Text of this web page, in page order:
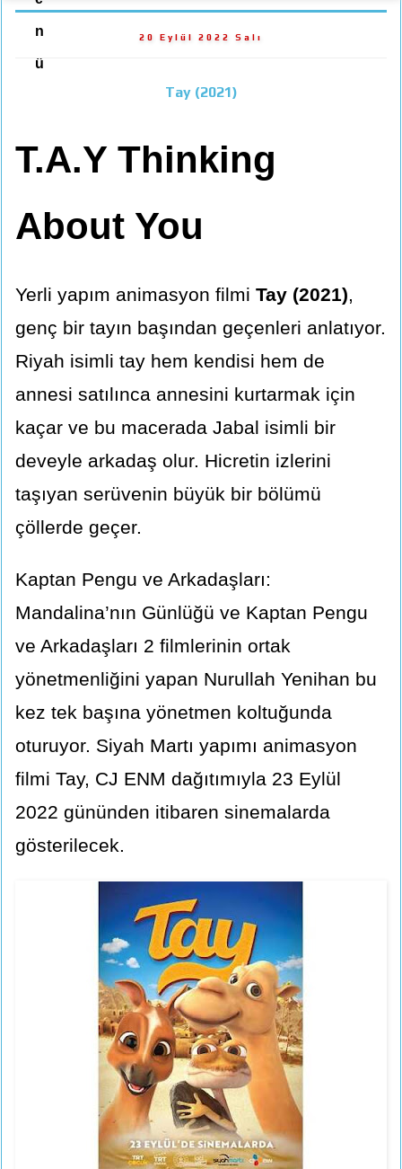
n
ü
20 Eylül 2022 Salı
Tay (2021)
T.A.Y Thinking
About You
Yerli yapım animasyon filmi Tay (2021),
genç bir tayın başından geçenleri anlatıyor.
Riyah isimli tay hem kendisi hem de
annesi satılınca annesini kurtarmak için
kaçar ve bu macerada Jabal isimli bir
deveyle arkadaş olur. Hicretin izlerini
taşıyan serüvenin büyük bir bölümü
çöllerde geçer.
Kaptan Pengu ve Arkadaşları:
Mandalina’nın Günlüğü ve Kaptan Pengu
ve Arkadaşları 2 filmlerinin ortak
yönetmenliğini yapan Nurullah Yenihan bu
kez tek başına yönetmen koltuğunda
oturuyor. Siyah Martı yapımı animasyon
filmi Tay, CJ ENM dağıtımıyla 23 Eylül
2022 gününden itibaren sinemalarda
gösterilecek.